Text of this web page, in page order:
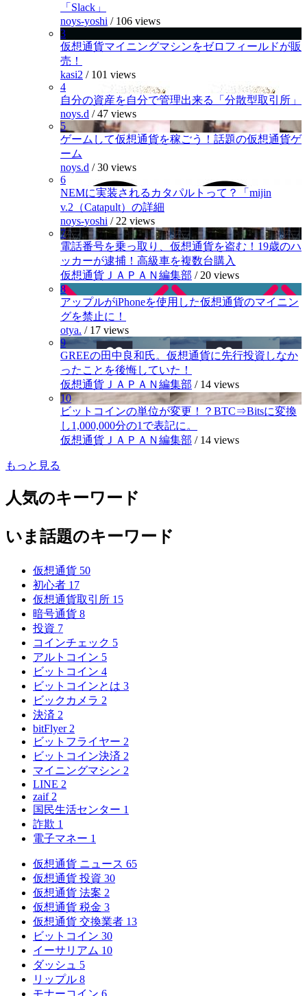
「Slack」
noys-yoshi / 106 views
3
仮想通貨マイニングマシンをゼロフィールドが販
売！
kasi2 / 101 views
4
自分の資産を自分で管理出来る「分散型取引所」
noys.d /47 views
5
ゲームして仮想通貨を稼ごう！話題の仮想通貨ゲ
ーム
noys.d /30 views
6
NEMに実装されるカタパルトって？「mijin
v.2（Catapult）の詳細
noys-yoshi / 22 views
7
電話番号を乗っ取り、仮想通貨を盗む！19歳のハ
ッカーが逮捕！高級車を複数台購入
仮想通貨ＪＡＰＡＮ編集部 / 20 views
8
アップルがiPhoneを使用した仮想通貨のマイニン
グを禁止に！
otya. / 17 views
9
GREEの田中良和氏。仮想通貨に先行投資しなか
ったことを後悔していた！
仮想通貨ＪＡＰＡＮ編集部 / 14 views
10
ビットコインの単位が変更！？BTC⇒Bitsに変換
し1,000,000分の1で表記に。
仮想通貨ＪＡＰＡＮ編集部 / 14 views
もっと見る
人気のキーワード
いま話題のキーワード
仮想通貨 50
初心者 17
仮想通貨取引所 15
暗号通貨 8
投資 7
コインチェック 5
アルトコイン 5
ビットコイン 4
ビットコインとは 3
ビックカメラ 2
決済 2
bitFlyer 2
ビットフライヤー 2
ビットコイン決済 2
マイニングマシン 2
LINE 2
zaif 2
国民生活センター 1
詐欺 1
電子マネー 1
仮想通貨 ニュース 65
仮想通貨 投資 30
仮想通貨 法案 2
仮想通貨 税金 3
仮想通貨 交換業者 13
ビットコイン 30
イーサリアム 10
ダッシュ 5
リップル 8
モナーコイン 6